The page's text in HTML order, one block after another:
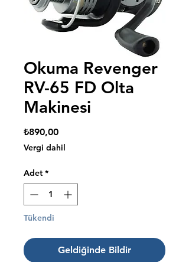
Okuma Revenger
RV-65 FD Olta
Makinesi
₺890,00Fiyat
Vergi dahil
Adet *
Tükendi
Geldiğinde Bildir